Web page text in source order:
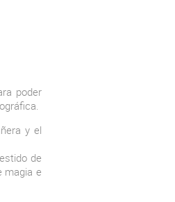
poder
y el
de
magia e